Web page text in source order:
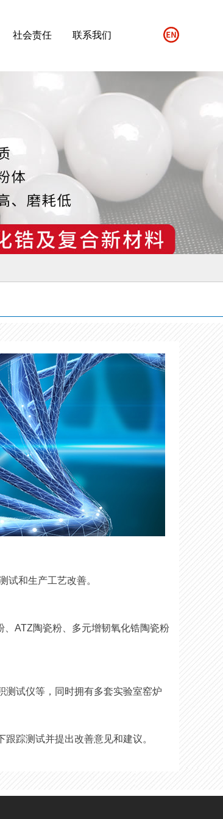
社会责任 联系我们
试和生产工艺改善。
ATZ陶瓷粉、多元增韧氧化锆陶瓷粉
测试仪等，同时拥有多套实验室窑炉
踪测试并提出改善意见和建议。